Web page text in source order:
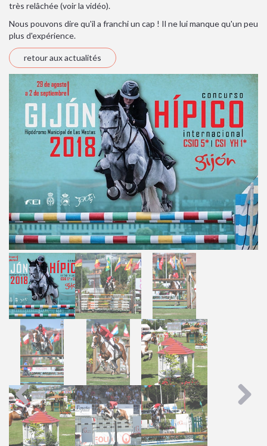
très relâchée (voir la vidéo).
Nous pouvons dire qu'il a franchi un cap ! Il ne lui manque qu'un peu
plus d'expérience.
retour aux actualités
Previous